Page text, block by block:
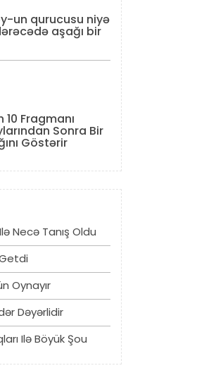
un qurucusu niyə
aşağı bir
10 Fragmanı
Sonra Bir
Göstərir
Necə Tanış Oldu
Oynayır
Dəyərlidir
Ilə Böyük Şou